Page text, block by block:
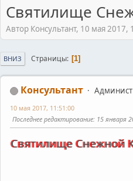
Святилище
Автор Консультант, 10 мая 2017,
ВНИЗ Страницы 1
Консультант
10 мая 2017, 11:51:00
Последнее редактирование: 15 января
Святилище Снежной